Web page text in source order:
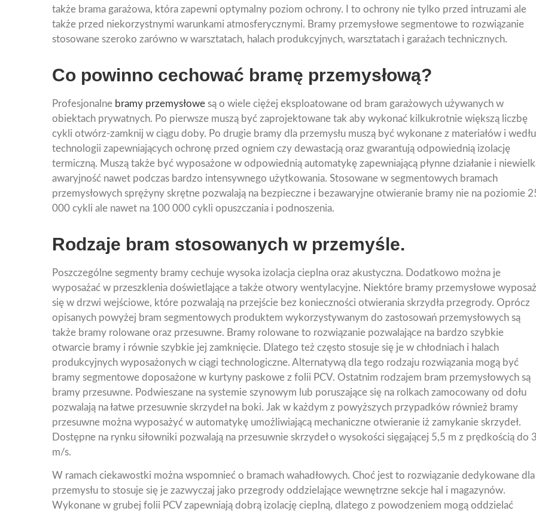
także brama garażowa, która zapewni optymalny poziom ochrony. I to ochrony nie tylko przed intruzami ale
także przed niekorzystnymi warunkami atmosferycznymi. Bramy przemysłowe segmentowe to rozwiązanie
stosowane szeroko zarówno w warsztatach, halach produkcyjnych, warsztatach i garażach technicznych.
Co powinno cechować bramę przemysłową?
Profesjonalne bramy przemysłowe są o wiele ciężej eksploatowane od bram garażowych używanych w
obiektach prywatnych. Po pierwsze muszą być zaprojektowane tak aby wykonać kilkukrotnie większą liczbę
cykli otwórz-zamknij w ciągu doby. Po drugie bramy dla przemysłu muszą być wykonane z materiałów i
technologii zapewniających ochronę przed ogniem czy dewastacją oraz gwarantują odpowiednią izolację
termiczną. Muszą także być wyposażone w odpowiednią automatykę zapewniającą płynne działanie i
awaryjność nawet podczas bardzo intensywnego użytkowania. Stosowane w segmentowych bramach
przemysłowych sprężyny skrętne pozwalają na bezpieczne i bezawaryjne otwieranie bramy nie na poziomie
000 cykli ale nawet na 100 000 cykli opuszczania i podnoszenia.
Rodzaje bram stosowanych w przemyśle.
Poszczególne segmenty bramy cechuje wysoka izolacja cieplna oraz akustyczna. Dodatkowo można je
wyposażać w przeszklenia doświetlające a także otwory wentylacyjne. Niektóre bramy przemysłowe
się w drzwi wejściowe, które pozwalają na przejście bez konieczności otwierania skrzydła przegrody. Oprócz
opisanych powyżej bram segmentowych produktem wykorzystywanym do zastosowań przemysłowych są
także bramy rolowane oraz przesuwne. Bramy rolowane to rozwiązanie pozwalające na bardzo szybkie
otwarcie bramy i równie szybkie jej zamknięcie. Dlatego też często stosuje się je w chłodniach i halach
produkcyjnych wyposażonych w ciągi technologiczne. Alternatywą dla tego rodzaju rozwiązania mogą być
bramy segmentowe doposażone w kurtyny paskowe z folii PCV. Ostatnim rodzajem bram przemysłowych są
bramy przesuwne. Podwieszane na systemie szynowym lub poruszające się na rolkach zamocowany od dołu
pozwalają na łatwe przesuwnie skrzydeł na boki. Jak w każdym z powyższych przypadków również bramy
przesuwne można wyposażyć w automatykę umożliwiającą mechaniczne otwieranie iż zamykanie skrzydeł.
Dostępne na rynku siłowniki pozwalają na przesuwnie skrzydeł o wysokości sięgającej 5,5 m z prędkością do
m/s.
W ramach ciekawostki można wspomnieć o bramach wahadłowych. Choć jest to rozwiązanie dedykowane dla
przemysłu to stosuje się je zazwyczaj jako przegrody oddzielające wewnętrzne sekcje hal i magazynów.
Wykonane w grubej folii PCV zapewniają dobrą izolację cieplną, dlatego z powodzeniem mogą oddzielać